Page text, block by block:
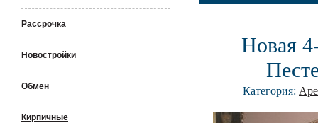
Рассрочка
Новостройки
Обмен
Кирпичные
Новая
Категория: